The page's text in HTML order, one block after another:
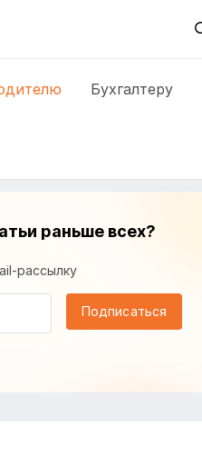
Бухгалтеру
раньше всех?
рассылку
Подписаться